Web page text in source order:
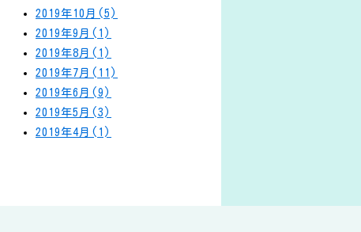
2019年10月(5)
2019年9月(1)
2019年8月(1)
2019年7月(11)
2019年6月(9)
2019年5月(3)
2019年4月(1)